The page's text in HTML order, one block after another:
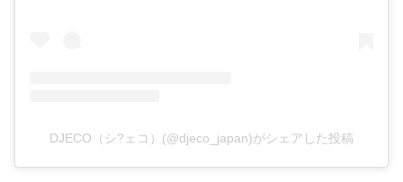
DJECO（シ?ェコ）(@djeco_japan)がシェアした投稿